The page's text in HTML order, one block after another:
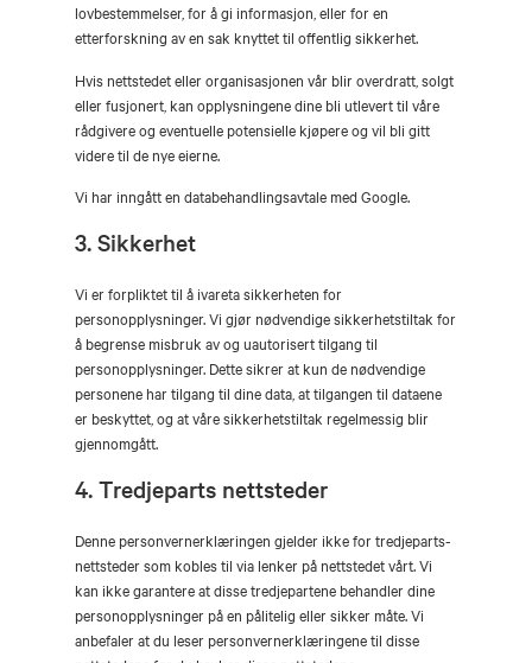
lovbestemmelser, for å gi informasjon, eller for en
etterforskning av en sak knyttet til offentlig sikkerhet.
Hvis nettstedet eller organisasjonen vår blir overdratt, solgt
eller fusjonert, kan opplysningene dine bli utlevert til våre
rådgivere og eventuelle potensielle kjøpere og vil bli gitt
videre til de nye eierne.
Vi har inngått en databehandlingsavtale med Google.
3. Sikkerhet
Vi er forpliktet til å ivareta sikkerheten for
personopplysninger. Vi gjør nødvendige sikkerhetstiltak for
å begrense misbruk av og uautorisert tilgang til
personopplysninger. Dette sikrer at kun de nødvendige
personene har tilgang til dine data, at tilgangen til dataene
er beskyttet, og at våre sikkerhetstiltak regelmessig blir
gjennomgått.
4. Tredjeparts nettsteder
Denne personvernerklæringen gjelder ikke for tredjeparts-
nettsteder som kobles til via lenker på nettstedet vårt. Vi
kan ikke garantere at disse tredjepartene behandler dine
personopplysninger på en pålitelig eller sikker måte. Vi
anbefaler at du leser personvernerklæringene til disse